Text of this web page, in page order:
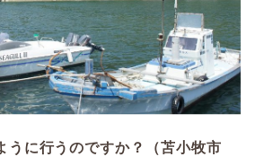
うに行うのですか？（苫小牧市